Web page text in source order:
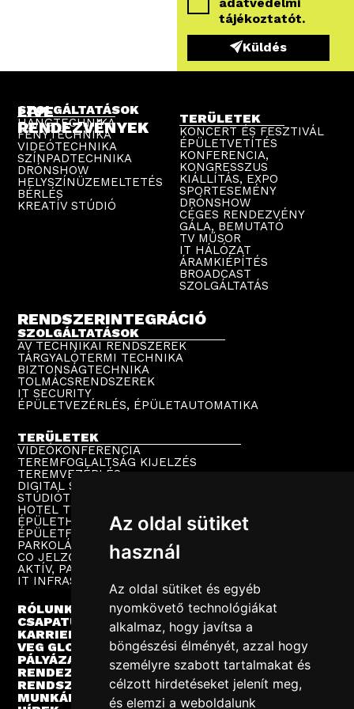
Az oldal sütiket
használ
Az oldal sütiket és egyéb
nyomkövető technológiákat
alkalmaz, hogy javítsa a
böngészési élményét, azzal hogy
személyre szabott tartalmakat és
célzott hirdetéseket jelenít meg,
és elemzi a weboldalunk
tájékoztatót.
Küldés
LIVE
RENDEZVÉNYEK
SZOLGÁLTATÁSOK
HANGTECHNIKA
FÉNYTECHNIKA
VIDEÓTECHNIKA
SZÍNPADTECHNIKA
DRÓNSHOW
HELYSZÍNÜZEMELTETÉS
BÉRLÉS
KREATÍV STÚDIÓ
TERÜLETEK
KONCERT ÉS FESZTIVÁL
ÉPÜLETVETÍTÉS
KONFERENCIA,
KONGRESSZUS
KIÁLLÍTÁS, EXPO
SPORTESEMÉNY
DRÓNSHOW
CÉGES RENDEZVÉNY
GÁLA, BEMUTATÓ
TV MŰSOR
IT HÁLÓZAT
ÁRAMKIÉPÍTÉS
BROADCAST
SZOLGÁLTATÁS
RENDSZERINTEGRÁCIÓ
SZOLGÁLTATÁSOK
AV TECHNIKAI RENDSZEREK
TÁRGYALÓTERMI TECHNIKA
BIZTONSÁGTECHNIKA
TOLMÁCSRENDSZEREK
IT SECURITY
ÉPÜLETVEZÉRLÉS, ÉPÜLETAUTOMATIKA
TERÜLETEK
VIDEÓKONFERENCIA
TEREMFOGLALTSÁG KIJELZÉS
TEREMVEZÉRLÉS
DIGITAL SIGNAGE
STÚDIÓTECHNIKA
HOTEL TV
ÉPÜLETHANGOSÍTÁS
ÉPÜLETFELÜGYELET
PARKOLÁSTECHNIKA
CO JELZŐRENDSZER
AKTÍV, PASSZÍV HÁLÓZAT
IT INFRASTRUKTÚRA
RÓLUNK
CSAPATUNK
KARRIER
VEG GLOBAL
PÁLYÁZATOK
RENDEZVÉNYEK
RENDSZERINTEGRÁCIÓ
MUNKÁINK